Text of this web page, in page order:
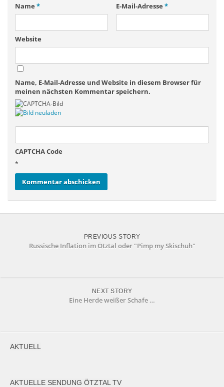
Name * E-Mail-Adresse *
Website
Name, E-Mail-Adresse und Website in diesem Browser für
meinen nächsten Kommentar speichern.
CAPTCHA Code
*
PREVIOUS STORY
Russische Inflation im Ötztal oder "Pimp my Skischuh"
NEXT STORY
Eine Herde weißer Schafe …
AKTUELL
AKTUELLE SENDUNG ÖTZTAL TV